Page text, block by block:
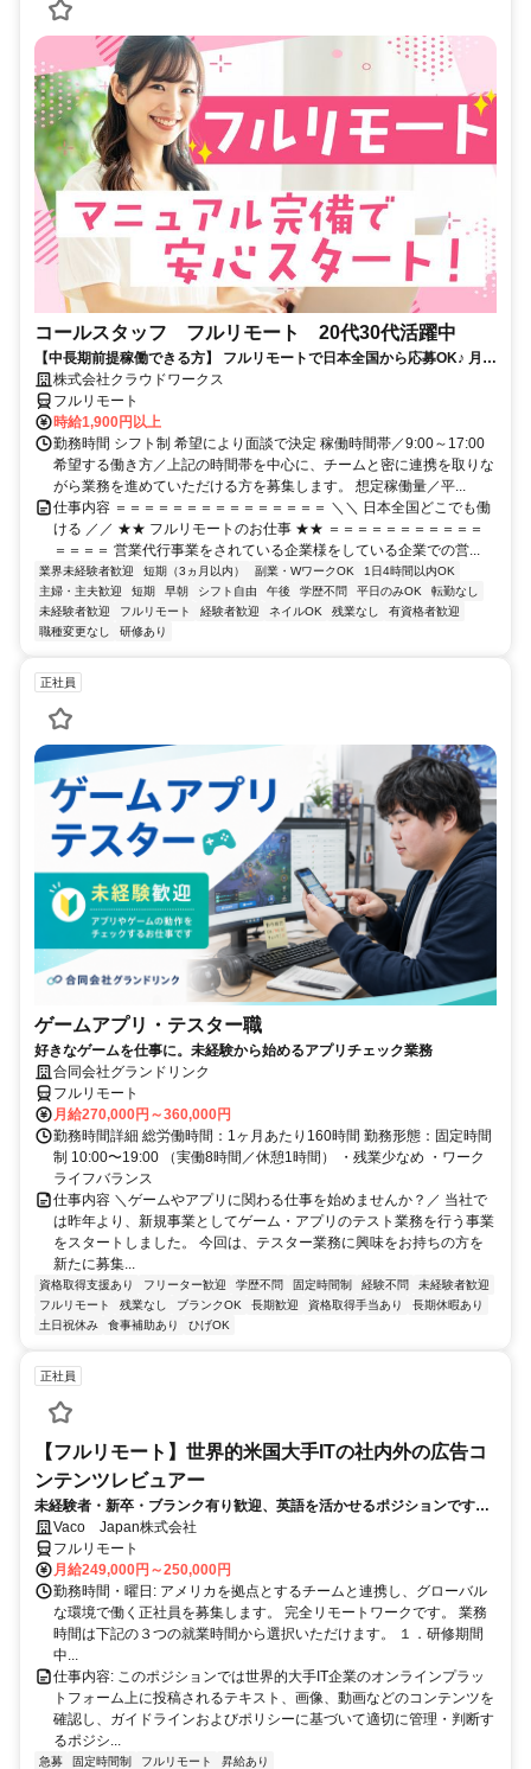
コールスタッフ フルリモート 20代30代活躍中
【中長期前提稼働できる方】 フルリモートで日本全国から応募OK♪ 月稼
働80時間で安定収入！
株式会社クラウドワークス
フルリモート
時給1,900円以上
勤務時間 シフト制 希望により面談で決定 稼働時間帯／9:00～17:00
希望する働き方／上記の時間帯を中心に、チームと密に連携を取りな
がら業務を進めていただける方を募集します。 想定稼働量／平...
仕事内容 ＝＝＝＝＝＝＝＝＝＝＝＝＝＝＝ ＼＼ 日本全国どこでも働
ける ／／ ★★ フルリモートのお仕事 ★★ ＝＝＝＝＝＝＝＝＝＝＝
＝＝＝＝ 営業代行事業をされている企業様をしている企業での営...
業界未経験者歓迎 短期（3ヵ月以内） 副業・WワークOK
1日4時間以内OK
主婦・主夫歓迎
短期 早朝 シフト自由 午後 学歴不問 平日のみOK
転勤なし
未経験者歓迎
フルリモート 経験者歓迎 ネイルOK 残業なし
有資格者歓迎
職種変更なし
研修あり
正社員
ゲームアプリ・テスター職
好きなゲームを仕事に。未経験から始めるアプリチェック業務
合同会社グランドリンク
フルリモート
月給270,000円～360,000円
勤務時間詳細 総労働時間：1ヶ月あたり160時間 勤務形態：固定時間
制 10:00〜19:00 （実働8時間／休憩1時間） ・残業少なめ ・ワーク
ライフバランス
仕事内容 ＼ゲームやアプリに関わる仕事を始めませんか？／ 当社で
は昨年より、新規事業としてゲーム・アプリのテスト業務を行う事業
をスタートしました。 今回は、テスター業務に興味をお持ちの方を
新たに募集...
資格取得支援あり フリーター歓迎 学歴不問 固定時間制 経験不問
未経験者歓迎
フルリモート
残業なし ブランクOK 長期歓迎 資格取得手当あり
長期休暇あり
土日祝休み
食事補助あり ひげOK
正社員
【フルリモート】世界的米国大手ITの社内外の広告コ
ンテンツレビュアー
未経験者・新卒・ブランク有り歓迎、英語を活かせるポジションです。
完全リモート
Vaco Japan株式会社
フルリモート
月給249,000円～250,000円
勤務時間・曜日: アメリカを拠点とするチームと連携し、グローバル
な環境で働く正社員を募集します。 完全リモートワークです。 業務
時間は下記の３つの就業時間から選択いただけます。 １．研修期間
中...
仕事内容: このポジションでは世界的大手IT企業のオンラインプラッ
トフォーム上に投稿されるテキスト、画像、動画などのコンテンツを
確認し、ガイドラインおよびポリシーに基づいて適切に管理・判断す
るポジシ...
急募 固定時間制 フルリモート 昇給あり